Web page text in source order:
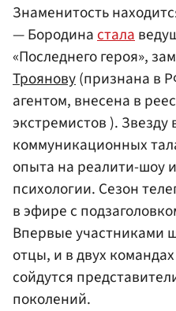
Знаменитость
— Бородинастала
«Последнего героя»,
Троянову(признана в
агентом, внесена в
экстремистов ).
коммуникационных
опыта на реалити-шоу
психологии. Сезон
в эфире с
Впервые участниками
отцы, и в двух
сойдутся
поколений.